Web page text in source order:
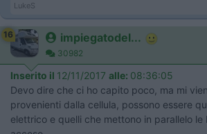
LukeS
16 impiegatodel...
30982
Inserito il 12/11/2017 alle: 08:36:05
Devo dire che ci ho capito poco, ma mi
provenienti dalla cellula, possono essere
elettrico e quelli che mettono in parallelo